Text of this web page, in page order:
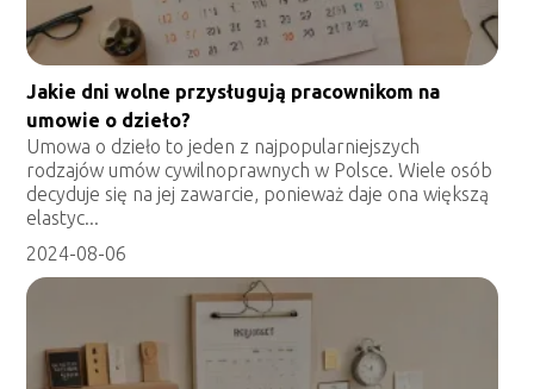
Jakie dni wolne przysługują pracownikom na
umowie o dzieło?
Umowa o dzieło to jeden z najpopularniejszych
rodzajów umów cywilnoprawnych w Polsce. Wiele osób
decyduje się na jej zawarcie, ponieważ daje ona większą
elastyc...
2024-08-06